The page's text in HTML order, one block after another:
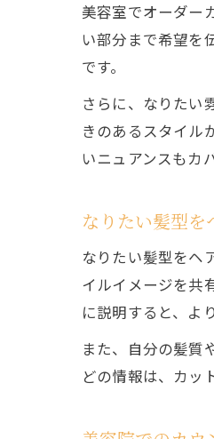
美容室でオーダー
い部分まで希望を
です。
さらに、なりたい
きのあるスタイル
いニュアンスもカ
なりたい髪型を
なりたい髪型をヘ
イルイメージを共
に説明すると、よ
また、自分の髪質
どの情報は、カッ